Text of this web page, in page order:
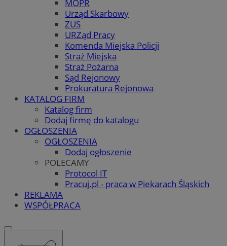
MOPR
Urząd Skarbowy
ZUS
URZąd Pracy
Komenda Miejska Policji
Straż Miejska
Straż Pożarna
Sąd Rejonowy
Prokuratura Rejonowa
KATALOG FIRM
Katalog firm
Dodaj firmę do katalogu
OGŁOSZENIA
OGŁOSZENIA
Dodaj ogłoszenie
POLECAMY
Protocol IT
Pracuj.pl - praca w Piekarach Śląskich
REKLAMA
WSPÓŁPRACA